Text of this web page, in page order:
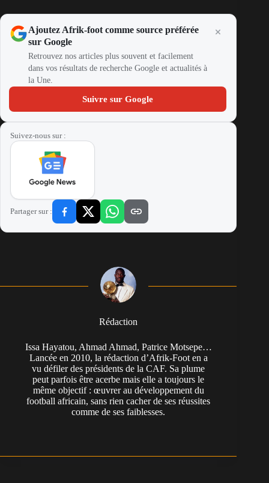
Ajoutez Afrik-foot comme source préférée
sur Google
Retrouvez nos articles plus souvent et facilement
dans vos résultats de recherche Google et actualités à
la Une.
Suivre sur Google
Suivez-nous sur :
Partager sur :
Rédaction
Issa Hayatou, Ahmad Ahmad, Patrice Motsepe…
Lancée en 2010, la rédaction d’Afrik-Foot en a
vu défiler des présidents de la CAF. Sa plume
peut parfois être acerbe mais elle a toujours le
même objectif : œuvrer au développement du
football africain, sans rien cacher de ses réussites
comme de ses faiblesses.